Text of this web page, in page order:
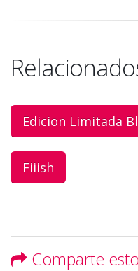
Edicion Limitada
Fiiish
Comparte